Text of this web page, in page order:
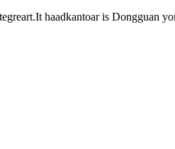
haadkantoar is Dongguan